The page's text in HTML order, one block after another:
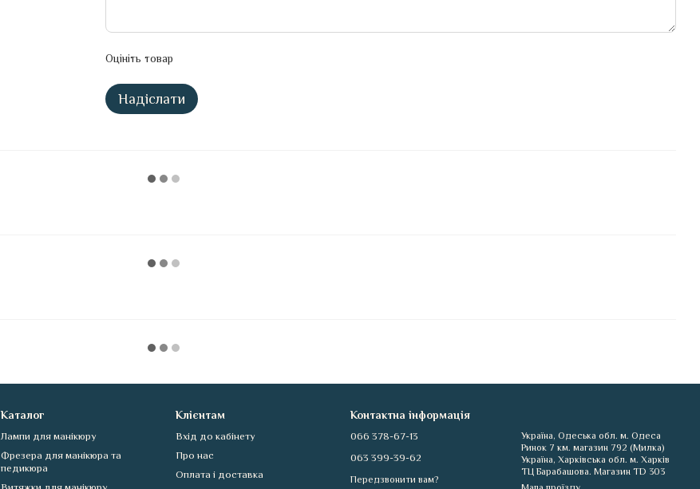
Оцініть товар
Надіслати
Каталог
Лампи для манікюру
Фрезера для манікюра та
педикюра
Клієнтам
Вхід до кабінету
Про нас
Оплата і доставка
Контактна інформація
066 378-67-13
063 399-39-62
Передзвонити вам?
Україна, Одеська обл. м. Одеса
Ринок 7 км. магазин 792 (Милка)
Україна, Харківська обл. м. Харків
ТЦ Барабашова. Магазин TD 303